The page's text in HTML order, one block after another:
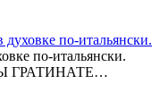
по-итальянски.
по-итальянски.
ГРАТИНАТЕ…